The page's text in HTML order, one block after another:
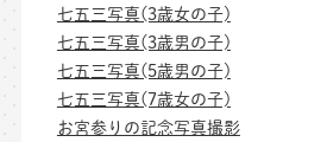
七五三写真(3歳女の子)
七五三写真(3歳男の子)
七五三写真(5歳男の子)
七五三写真(7歳女の子)
お宮参りの記念写真撮影